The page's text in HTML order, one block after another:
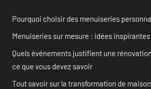
Pourquoi choisir des menuiseries
Menuiseries sur mesure : idées
Quels événements justifient une
ce que vous devez savoir
Tout savoir sur la transformation de